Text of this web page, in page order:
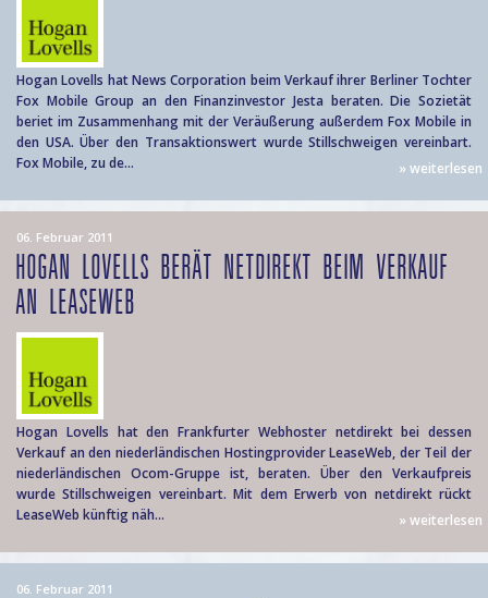
Hogan Lovells hat News Corporation beim Verkauf ihrer Berliner Tochter
Fox Mobile Group an den Finanzinvestor Jesta beraten. Die Sozietät
beriet im Zusammenhang mit der Veräußerung außerdem Fox Mobile in
den USA. Über den Transaktionswert wurde Stillschweigen vereinbart.
Fox Mobile, zu de...
» weiterlesen
06. Februar 2011
HOGAN LOVELLS BERÄT NETDIREKT BEIM VERKAUF
AN LEASEWEB
Hogan Lovells hat den Frankfurter Webhoster netdirekt bei dessen
Verkauf an den niederländischen Hostingprovider LeaseWeb, der Teil der
niederländischen Ocom-Gruppe ist, beraten. Über den Verkaufpreis
wurde Stillschweigen vereinbart. Mit dem Erwerb von netdirekt rückt
LeaseWeb künftig näh...
» weiterlesen
06. Februar 2011